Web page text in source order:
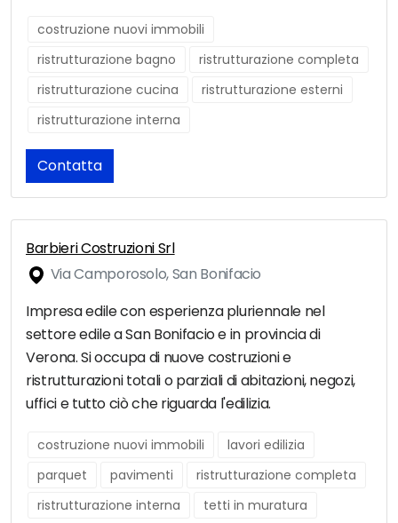
costruzione nuovi immobili
ristrutturazione bagno
ristrutturazione completa
ristrutturazione cucina
ristrutturazione esterni
ristrutturazione interna
Contatta
Barbieri Costruzioni Srl
Via Camporosolo, San Bonifacio
Impresa edile con esperienza pluriennale nel
settore edile a San Bonifacio e in provincia di
Verona. Si occupa di nuove costruzioni e
ristrutturazioni totali o parziali di abitazioni, negozi,
uffici e tutto ciò che riguarda l'edilizia.
costruzione nuovi immobili
lavori edilizia
parquet
pavimenti
ristrutturazione completa
ristrutturazione interna
tetti in muratura